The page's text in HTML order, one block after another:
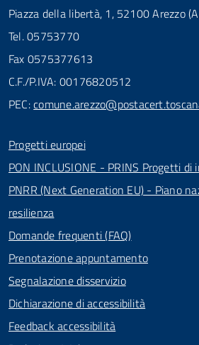
Piazza della libertà, 1, 52100 Arezzo
Tel. 05753770
Fax 0575377613
C.F./P.IVA: 00176820512
PEC:
Progetti europei
PON INCLUSIONE - PRINS Progetti
PNRR (Next Generation EU) - Piano
resilienza
Domande frequenti (FAQ)
Prenotazione appuntamento
Segnalazione disservizio
Dichiarazione di accessibilità
Feedback accessibilità